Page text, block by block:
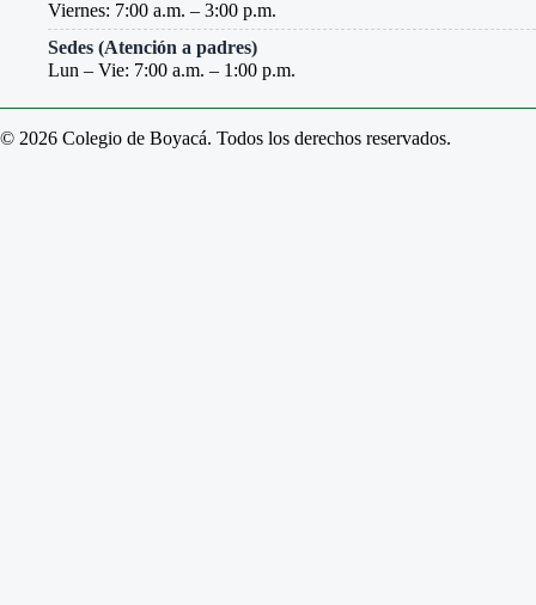
Viernes: 7:00 a.m. – 3:00 p.m.
Sedes (Atención a padres)
Lun – Vie: 7:00 a.m. – 1:00 p.m.
© 2026 Colegio de Boyacá. Todos los derechos reservados.